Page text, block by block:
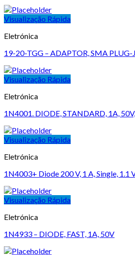
Visualização Rápida
Eletrónica
19-20-TGG – ADAPTOR, SMA PLUG-
Visualização Rápida
Eletrónica
1N4001. DIODE, STANDARD, 1A,
Visualização Rápida
Eletrónica
1N4003+ Diode 200 V, 1 A, Single, 1.1
Visualização Rápida
Eletrónica
1N4933 – DIODE, FAST, 1A, 50V